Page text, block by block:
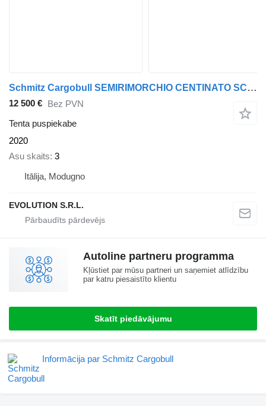
Schmitz Cargobull SEMIRIMORCHIO CENTINATO SCHMITZ 2020
12 500 € Bez PVN
Tenta puspiekabe
2020
Asu skaits 3
Itālija, Modugno
EVOLUTION S.R.L.
Autoline partneru programma
Kļūstiet par mūsu partneri un saņemiet atlīdzību
par katru piesaistīto klientu
Skatīt piedāvājumu
Informācija par Schmitz Cargobull